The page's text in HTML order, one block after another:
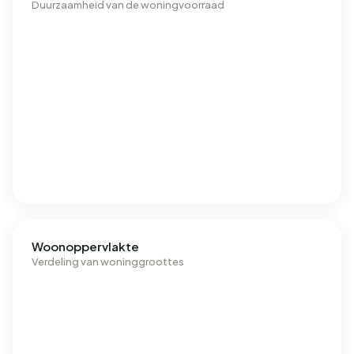
Duurzaamheid van de woningvoorraad
Woonoppervlakte
Verdeling van woninggroottes